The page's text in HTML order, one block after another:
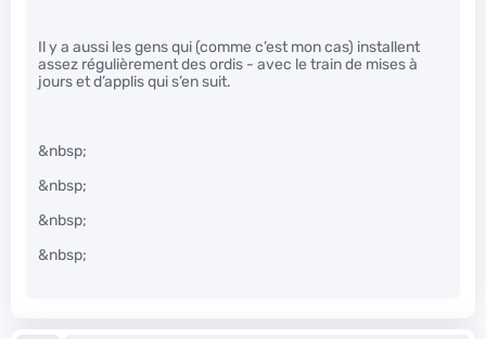
Il y a aussi les gens qui (comme c’est mon cas) installent
assez régulièrement des ordis - avec le train de mises à
jours et d’applis qui s’en suit.
&nbsp;
&nbsp;
&nbsp;
&nbsp;